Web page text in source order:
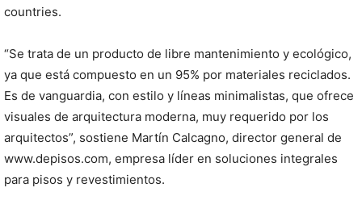
countries.
“Se trata de un producto de libre mantenimiento y ecológico,
ya que está compuesto en un 95% por materiales reciclados.
Es de vanguardia, con estilo y líneas minimalistas, que ofrece
visuales de arquitectura moderna, muy requerido por los
arquitectos”, sostiene Martín Calcagno, director general de
www.depisos.com, empresa líder en soluciones integrales
para pisos y revestimientos.